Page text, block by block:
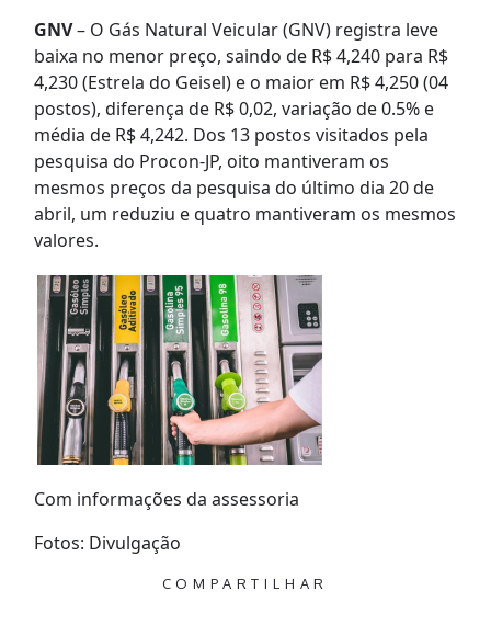
GNV– O Gás Natural Veicular (GNV) registra leve
baixa no menor preço, saindo de R$ 4,240 para R$
4,230 (Estrela do Geisel) e o maior em R$ 4,250 (04
postos), diferença de R$ 0,02, variação de 0.5% e
média de R$ 4,242. Dos 13 postos visitados pela
pesquisa do Procon-JP, oito mantiveram os
mesmos preços da pesquisa do último dia 20 de
abril, um reduziu e quatro mantiveram os mesmos
valores.
Com informações da assessoria
Fotos: Divulgação
COMPARTILHAR